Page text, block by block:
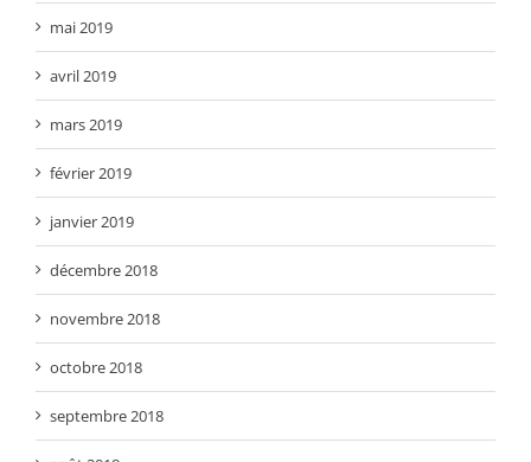
mai 2019
avril 2019
mars 2019
février 2019
janvier 2019
décembre 2018
novembre 2018
octobre 2018
septembre 2018